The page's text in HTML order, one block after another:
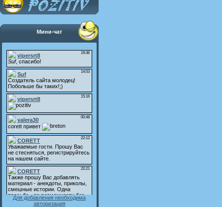
Мини-чат
Для добавления необходима
авторизация